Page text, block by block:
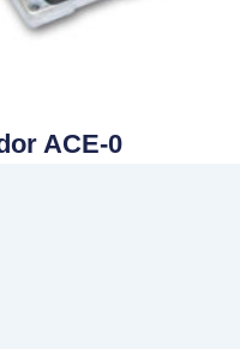
ACE-0